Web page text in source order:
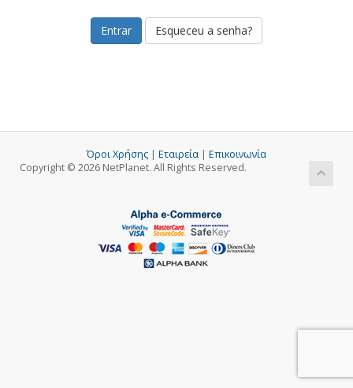
Esqueceu a senha?
Όροι Χρήσης | Εταιρεία | Επικοινωνία
Copyright © 2026 NetPlanet. All Rights Reserved.